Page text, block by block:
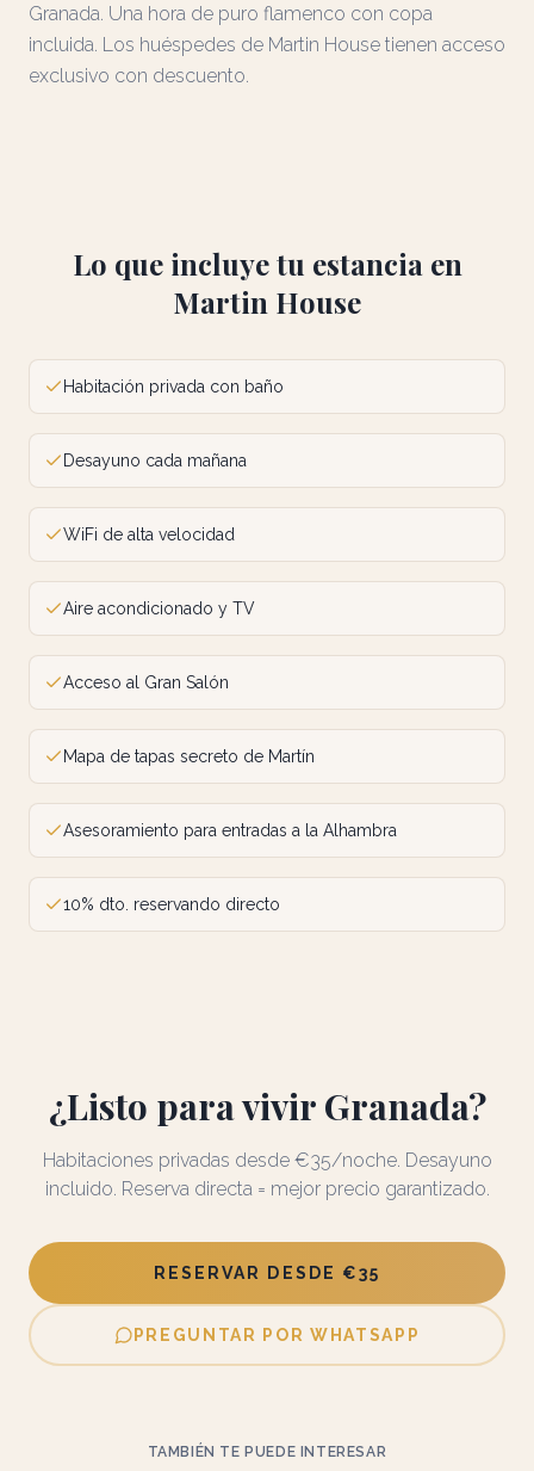
Granada. Una hora de puro flamenco con copa
incluida. Los huéspedes de Martin House tienen acceso
exclusivo con descuento.
Lo que incluye tu estancia en
Martin House
Habitación privada con baño
Desayuno cada mañana
WiFi de alta velocidad
Aire acondicionado y TV
Acceso al Gran Salón
Mapa de tapas secreto de Martín
Asesoramiento para entradas a la Alhambra
10% dto. reservando directo
¿Listo para vivir Granada?
Habitaciones privadas desde €35/noche. Desayuno
incluido. Reserva directa = mejor precio garantizado.
RESERVAR DESDE €35
PREGUNTAR POR WHATSAPP
TAMBIÉN TE PUEDE INTERESAR